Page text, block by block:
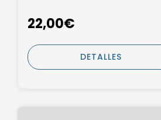
22,00€
DETALLES